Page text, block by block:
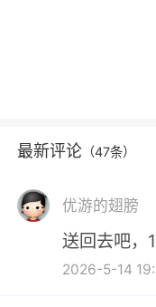
最新评论 （47条）
优游的翅膀
送回去吧，
2026-5-14